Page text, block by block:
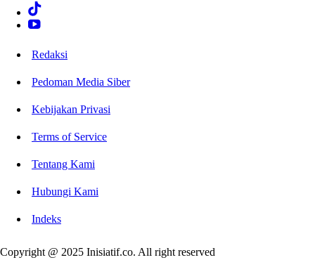
Redaksi
Pedoman Media Siber
Kebijakan Privasi
Terms of Service
Tentang Kami
Hubungi Kami
Indeks
Copyright @ 2025 Inisiatif.co. All right reserved